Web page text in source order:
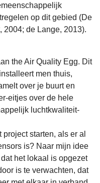
op dit gebied (De
2004; de Lange, 2013).
the Air Quality Egg. Dit
men thuis,
over je buurt en
eitjes over de hele
luchtkwaliteit-
starten, als er al
is? Naar mijn idee
het lokaal is opgezet
is te verwachten, dat